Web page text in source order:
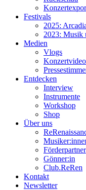
Festivals
2025:
2023: Musik
Medien
Vlogs
Entdecken
Interview
Instrumente
Workshop
Shop
Über uns
Förderpartner
Gönner:in
Club.ReRen
Kontakt
Newsletter